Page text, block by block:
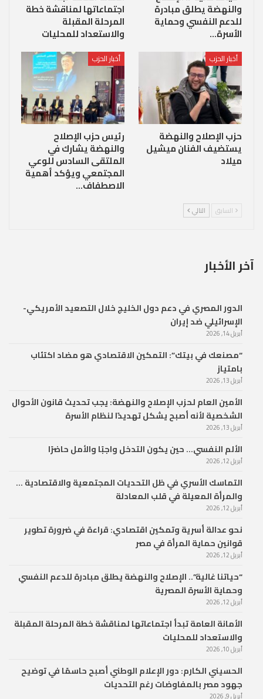
والنهضة يطلق مبادرة
للدعم النفسي وحماية
الأسرة…
اجتماعاتها لمناقشة خطة
المرحلة المقبلة
والاستعداد للمحليات
أخبار الحزب
حزب الإصلاح والنهضة
يستضيف الفنان ميشيل
ميلاد
أخبار الحزب
رئيس حزب الإصلاح
والنهضة يشارك في
الملتقى السادس للوعي
المجتمعي ويؤكد أهمية
الاصطفاف…
السابق التالي
آخر الأخبار
الدور المصري في دعم دول الخليج خلال التصعيد الأمريكي-
الإسرائيلي ضد إيران
أبريل 14, 2026
“مصنعك في بيتك”: التمكين الاقتصادي هو مضاد اكتئاب
بامتياز
أبريل 13, 2026
الأمين العام لحزب الإصلاح والنهضة: يجب تحديث قانون الأحوال
الشخصية لأنه أصبح يشكل تهديدًا لنظام الأسرة
أبريل 13, 2026
الألم النفسي… حين يكون التدخل واجبًا والأمل حاضرًا
أبريل 12, 2026
التماسك الأسري في ظل التحديات المجتمعية والاقتصادية …
والمرأة المعيلة في قلب المعادلة
أبريل 12, 2026
نحو عدالة أسرية وتمكين اقتصادي: قراءة في ضرورة تطوير
قوانين حماية المرأة في مصر
أبريل 12, 2026
“حياتنا غالية”.. الإصلاح والنهضة يطلق مبادرة للدعم النفسي
وحماية الأسرة المصرية
أبريل 12, 2026
الأمانة العامة تبدأ اجتماعاتها لمناقشة خطة المرحلة المقبلة
والاستعداد للمحليات
أبريل 10, 2026
الحسيني الكارم: دور الإعلام الوطني أصبح حاسمًا في توضيح
جهود مصر بالمفاوضات رغم التحديات
أبريل 9, 2026